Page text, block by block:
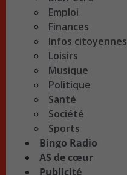
Emploi
Finances
Infos citoyennes
Loisirs
Musique
Politique
Santé
Société
Sports
Bingo Radio
AS de cœur
Publicité